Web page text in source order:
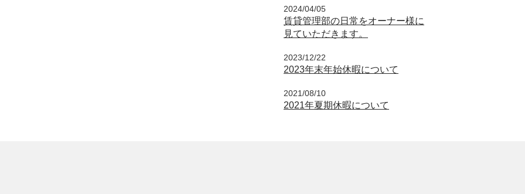
2024/04/05
賃貸管理部の日常をオーナー様に
見ていただきます。
2023/12/22
2023年末年始休暇について
2021/08/10
2021年夏期休暇について